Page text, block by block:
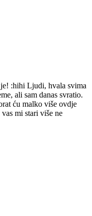
:hihi Ljudi, hvala svima
ali sam danas svratio.
ću malko više ovdje
mi stari više ne